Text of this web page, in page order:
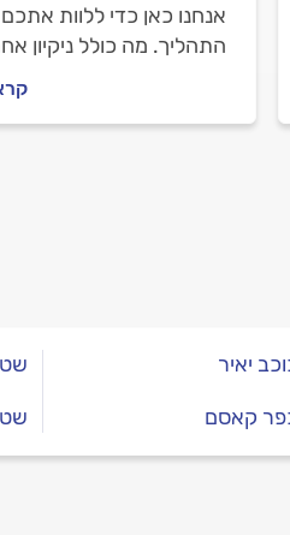
אנחנו כאן כדי ללוות
התהליך. מה כולל ניקיון
הניקיון לפני העבודה
וכמה יעלה הניקיון? כל
יאיר
קאסם